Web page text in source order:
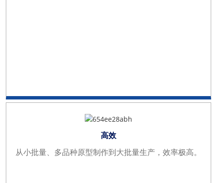
高效
从小批量、多品种原型制作到大批量生产，效率极高。